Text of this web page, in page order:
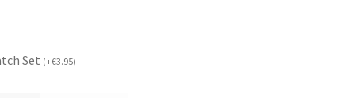
Set (+€3.95)